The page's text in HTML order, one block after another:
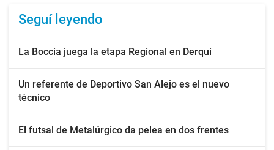
Seguí leyendo
La Boccia juega la etapa Regional en Derqui
Un referente de Deportivo San Alejo es el nuevo
técnico
El futsal de Metalúrgico da pelea en dos frentes